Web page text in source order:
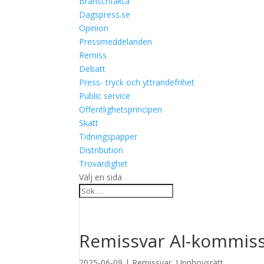
Dagspress.se
Opinion
Pressmeddelanden
Remiss
Debatt
Press- tryck och yttrandefrihet
Public service
Offentlighetsprincipen
Skatt
Tidningspapper
Distribution
Trovärdighet
Välj en sida
Remissvar AI-